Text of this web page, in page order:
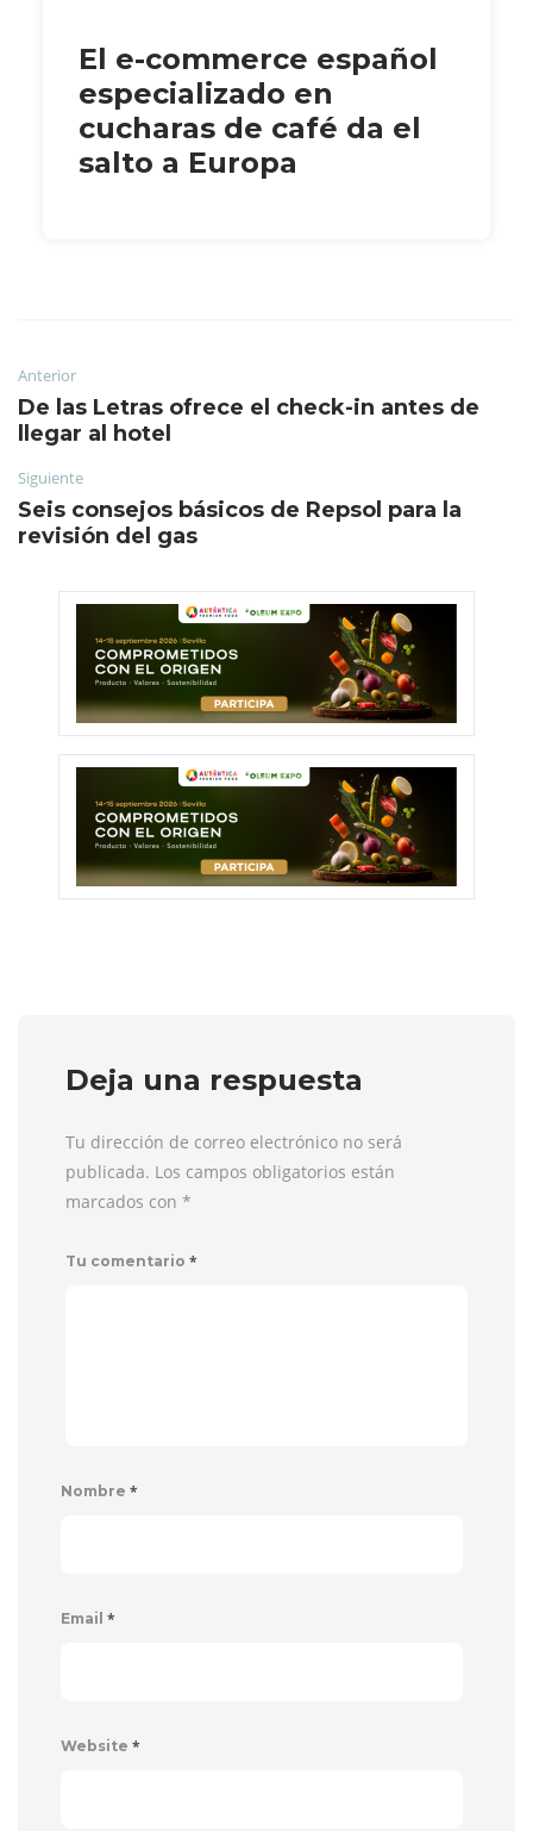
El e-commerce español
especializado en
cucharas de café da el
salto a Europa
Anterior
De las Letras ofrece el check-in antes de
llegar al hotel
Siguiente
Seis consejos básicos de Repsol para la
revisión del gas
Deja una respuesta
Tu dirección de correo electrónico no será
publicada. Los campos obligatorios están
marcados con *
Tu comentario *
Nombre *
Email *
Website *